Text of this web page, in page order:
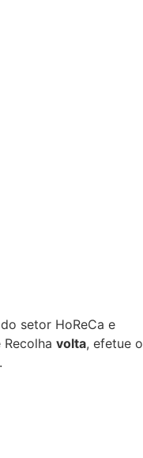
setor HoReCa e
volta, efetue o
.